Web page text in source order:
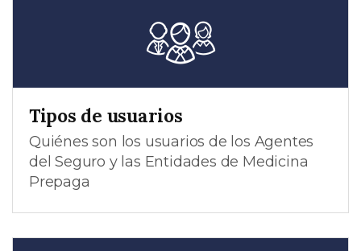
Tipos de usuarios
Quiénes son los usuarios de los Agentes
del Seguro y las Entidades de Medicina
Prepaga